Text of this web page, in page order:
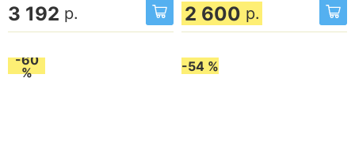
3 192 р. 2 600 р.
-60
%
-54 %